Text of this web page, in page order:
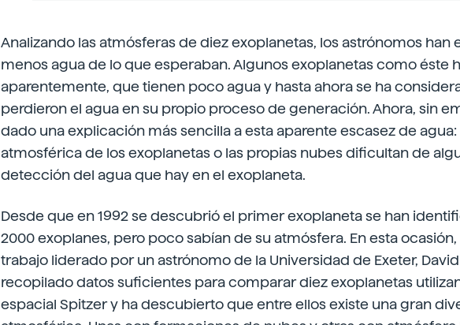
Analizando las atmósferas de diez exoplanetas, los astrónomos han
menos agua de lo que esperaban. Algunos exoplanetas como éste
aparentemente, que tienen poco agua y hasta ahora se ha
perdieron el agua en su propio proceso de generación. Ahora, sin
dado una explicación más sencilla a esta aparente escasez de
atmosférica de los exoplanetas o las propias nubes dificultan de
detección del agua que hay en el exoplaneta.
Desde que en 1992 se descubrió el primer exoplaneta se han
2000 exoplanes, pero poco sabían de su atmósfera. En esta
trabajo liderado por un astrónomo de la Universidad de Exeter,
recopilado datos suficientes para comparar diez exoplanetas
espacial Spitzer y ha descubierto que entre ellos existe una gran